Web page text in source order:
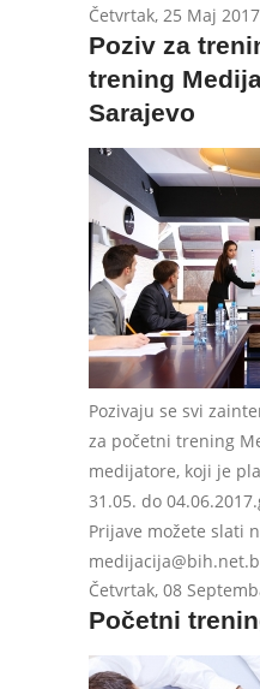
Četvrtak, 25 Maj
Poziv za
trening
Sarajevo
Pozivaju se svi
za početni trening
medijatore, koji je
31.05. do
Prijave možete slati
Četvrtak, 08
Početni